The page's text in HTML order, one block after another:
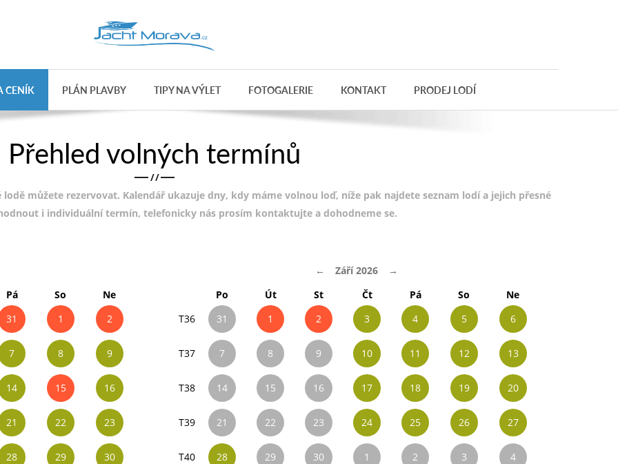
CENÍK PLÁN PLAVBY TIPY NA VÝLET FOTOGALERIE KONTAKT PRODEJ LODÍ
Přehled volných termínů
/ /
můžete rezervovat. Kalendář ukazuje dny, kdy máme volnou loď, níže pak najdete seznam lodí a jejich přesné
i individuální termín, telefonicky nás prosím kontaktujte a dohodneme se.
Pá So
Ne
31 1 2
7 8 9
14 15 16
21 22 23
28 29 30
← Září 2026
→
Po
Út St Čt Pá So
Ne
T36
31 1 2 3 4 5 6
T37 7 8 9 10 11 12 13
T38 14 15 16 17 18 19 20
T39 21 22 23 24 25 26 27
T40 28 29 30 1 2 3 4